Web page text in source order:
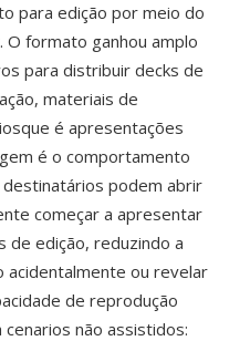
para edição por meio do
formato ganhou amplo
para distribuir decks de
materiais de
é apresentações
é o comportamento
podem abrir
começar a apresentar
de edição, reduzindo a
acidentalmente ou revelar
de reprodução
não assistidos: